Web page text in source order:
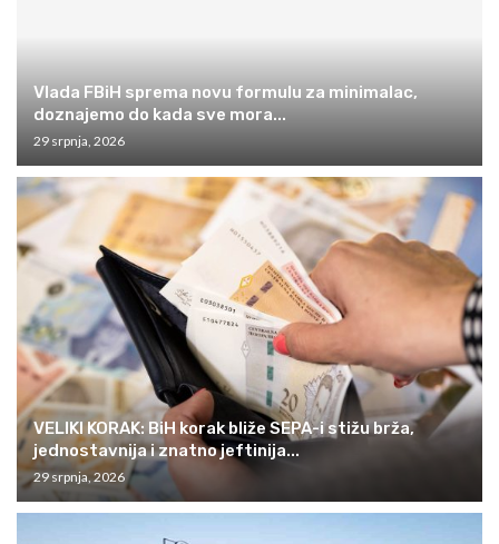
Vlada FBiH sprema novu formulu za minimalac,
doznajemo do kada sve mora...
29 srpnja, 2026
VELIKI KORAK: BiH korak bliže SEPA-i stižu brža,
jednostavnija i znatno jeftinija...
29 srpnja, 2026